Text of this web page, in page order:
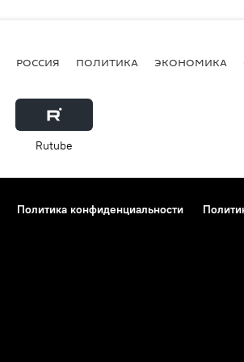
РОССИЯ ПОЛИТИКА ЭКОНОМИКА
Rutube
Политика конфиденциальности